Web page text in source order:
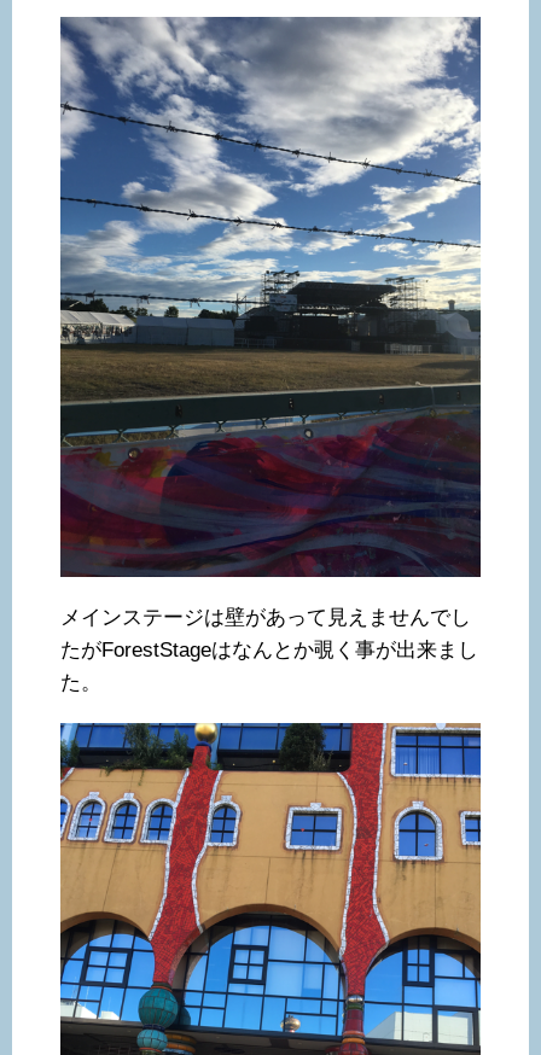
メインステージは壁があって見えませんでし
たがForestStageはなんとか覗く事が出来まし
た。